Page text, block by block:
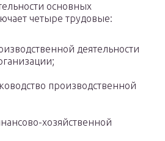
основных
четыре трудовые:
деятельности
производственной
хозяйственной